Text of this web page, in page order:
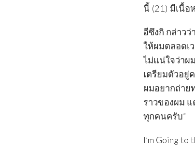
นี้ (21) มีเนื้อ
อีซึงกิ กล่าว
ให้ผมตลอดเ
ไม่แน่ใจว่าผ
เตรียมตัวอยู่
ผมอยากถ่าย
ราวของผม แ
ทุกคนครับ”
I’m Going